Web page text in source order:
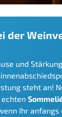
der
und
steht an!
echten
Ihr anfangs